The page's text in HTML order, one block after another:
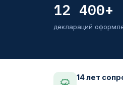
12 400+
деклараций
14 лет